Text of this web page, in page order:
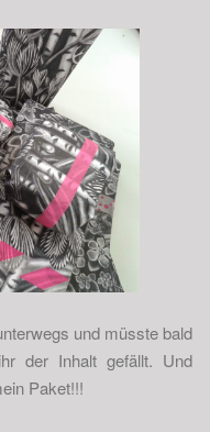
und müsste bald
der Inhalt gefällt. Und
Paket!!!